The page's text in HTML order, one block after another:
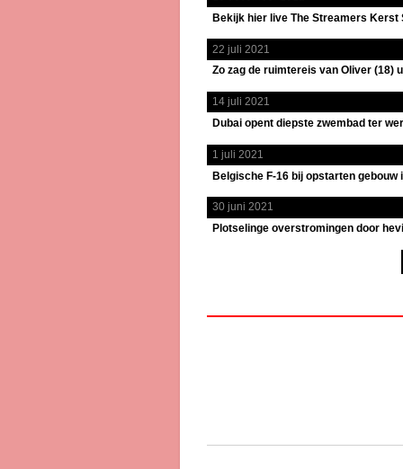
Bekijk hier live The Streamers Kerst
22 juli 2021
Zo zag de ruimtereis van Oliver (18)
14 juli 2021
Dubai opent diepste zwembad ter
1 juli 2021
Belgische F-16 bij opstarten
30 juni 2021
Plotselinge overstromingen door